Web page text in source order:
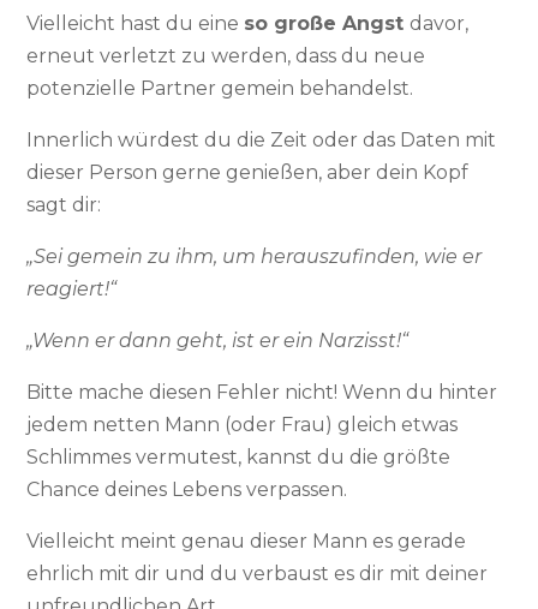
Vielleicht hast du eine so große Angst davor,
erneut verletzt zu werden, dass du neue
potenzielle Partner gemein behandelst.
Innerlich würdest du die Zeit oder das Daten mit
dieser Person gerne genießen, aber dein Kopf
sagt dir:
„Sei gemein zu ihm, um herauszufinden, wie er
reagiert!“
„Wenn er dann geht, ist er ein Narzisst!“
Bitte mache diesen Fehler nicht! Wenn du hinter
jedem netten Mann (oder Frau) gleich etwas
Schlimmes vermutest, kannst du die größte
Chance deines Lebens verpassen.
Vielleicht meint genau dieser Mann es gerade
ehrlich mit dir und du verbaust es dir mit deiner